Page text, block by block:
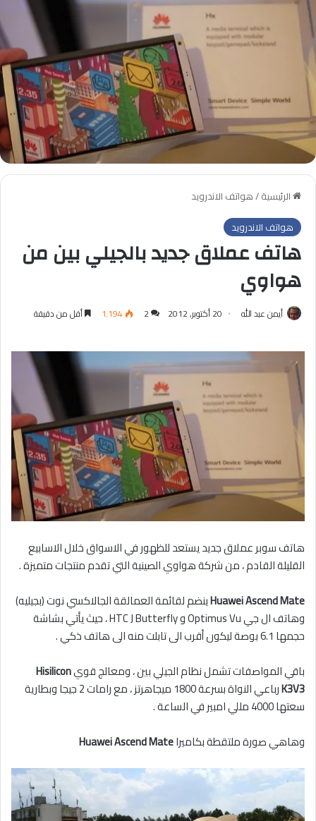
الرئيسية/هواتف الاندرويد
هواتف الاندرويد
هاتف عملاق جديد بالجيلي بين من
هواوي
أيمن عبد الله 20 أكتوبر, 2012 2 1٬194 أقل من دقيقة
هاتف سوبر عملاق جديد يستعد للظهور في الاسواق خلال الاسابيع
القليلة القادم ، من شركة هواوي الصينية التي تقدم منتجات متميزة .
Huawei Ascend Mateينضم لقائمة العمالقة الجالاكسي نوت (بجيليه)
وهاتف ال جي Optimus Vu و HTC J Butterfly ، حيث يأتي بشاشة
حجمها 6.1 بوصة ليكون أقرب الى تابلت منه الى هاتف ذكي .
باقي المواصفات تشمل نظام الجيلي بين ، ومعالج قويHisilicon
K3V3
رباعي النواة بسرعة 1800 ميجاهرتز ، مع رامات 2 جيجا وبطارية
سعتها 4000 مللي امبير في الساعة .
وهاهي صورة ملتقطة بكاميراHuawei Ascend Mate